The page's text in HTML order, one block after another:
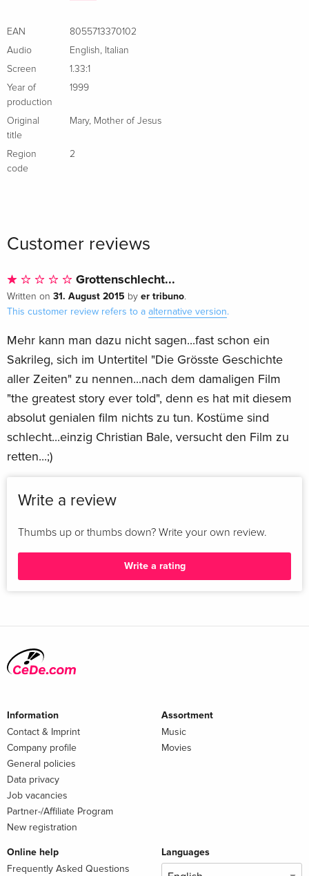
EAN
8055713370102
Audio
English
Italian
Screen
1.33:1
Year of
production
1999
Original
title
Mary, Mother of Jesus
Region
code
2
Customer reviews
Grottenschlecht...
Written on 31. August 2015 by er tribuno.
This customer review refers to a alternative version.
Mehr kann man dazu nicht sagen...fast schon ein
Sakrileg, sich im Untertitel "Die Grösste Geschichte
aller Zeiten" zu nennen...nach dem damaligen Film
"the greatest story ever told", denn es hat mit diesem
absolut genialen film nichts zu tun. Kostüme sind
schlecht...einzig Christian Bale, versucht den Film zu
retten...;)
Write a review
Thumbs up or thumbs down? Write your own review.
Write a rating
Information
Contact & Imprint
Company profile
General policies
Data privacy
Job vacancies
Partner-/Affiliate Program
New registration
Assortment
Music
Movies
Online help
Frequently Asked Questions
Languages